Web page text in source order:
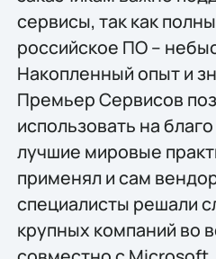
сервисы, так как
российское ПО –
Накопленный опыт и
Премьер Сервисов
использовать на
лучшие мировые
применял и сам
специалисты решали
крупных компаний во